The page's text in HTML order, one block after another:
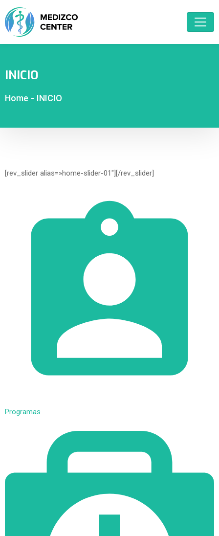
INICIO
Home - INICIO
[rev_slider alias=»home-slider-01″][/rev_slider]
Programas